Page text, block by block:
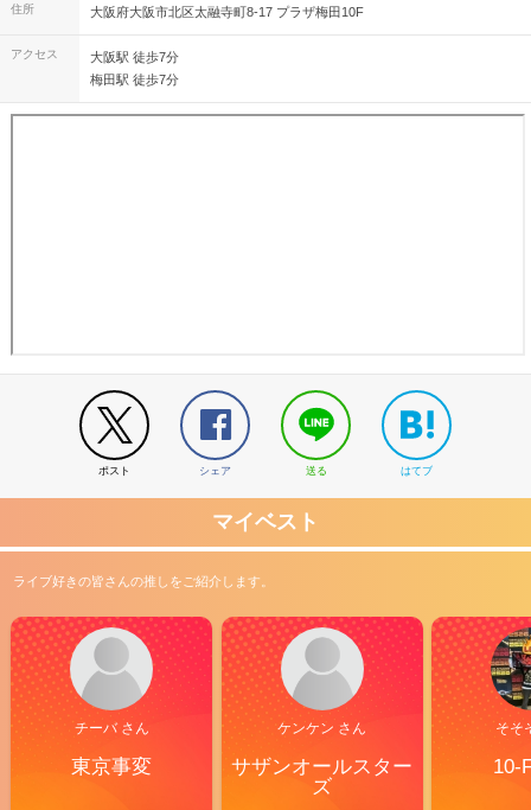
住所 大阪府大阪市北区太融寺町8-17 プラザ梅田10F
アクセス
大阪駅 徒歩7分
梅田駅 徒歩7分
ポスト シェア 送る はてブ
マイベスト
ライブ好きの皆さんの推しをご紹介します。
チーバ さん
東京事変
ケンケン さん
サザンオールスター
ズ
そそ
10-